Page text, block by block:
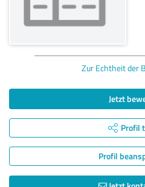
Zur Echtheit der
Jetzt
Profil
Profil